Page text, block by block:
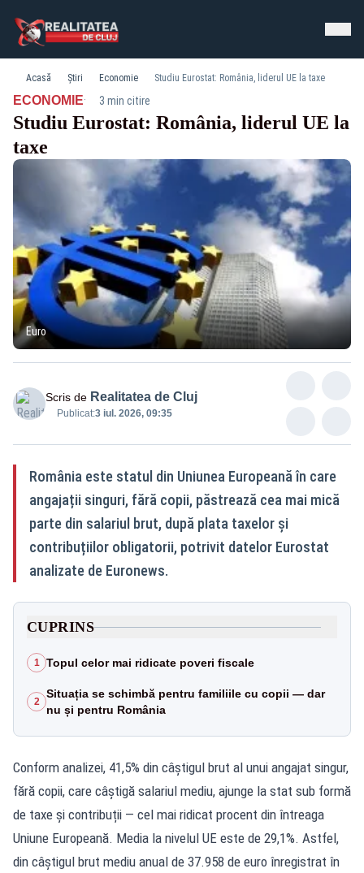
Acasă Știri Economie Studiu Eurostat: România, liderul UE la taxe
ECONOMIE· 3 min citire
Studiu Eurostat: România, liderul UE la
taxe
Euro
Scris de Realitatea de Cluj
Publicat:3 iul. 2026, 09:35
România este statul din Uniunea Europeană în care
angajații singuri, fără copii, păstrează cea mai mică
parte din salariul brut, după plata taxelor și
contribuțiilor obligatorii, potrivit datelor Eurostat
analizate de Euronews.
CUPRINS
1 Topul celor mai ridicate poveri fiscale
2
Situația se schimbă pentru familiile cu copii — dar
nu și pentru România
Conform analizei, 41,5% din câștigul brut al unui angajat singur,
fără copii, care câștigă salariul mediu, ajunge la stat sub formă
de taxe și contribuții — cel mai ridicat procent din întreaga
Uniune Europeană. Media la nivelul UE este de 29,1%. Astfel,
din câștigul brut mediu anual de 37.958 de euro înregistrat în